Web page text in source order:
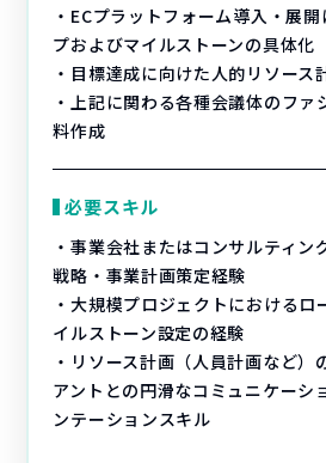
・ECプラットフォーム導入・展
プおよびマイルストーンの具体化
・目標達成に向けた人的リソース
・上記に関わる各種会議体のファ
料作成
必要スキル
・事業会社またはコンサルティン
戦略・事業計画策定経験
・大規模プロジェクトにおけるロ
イルストーン設定の経験
・リソース計画（人員計画など）
アントとの円滑なコミュニケーシ
ンテーションスキル